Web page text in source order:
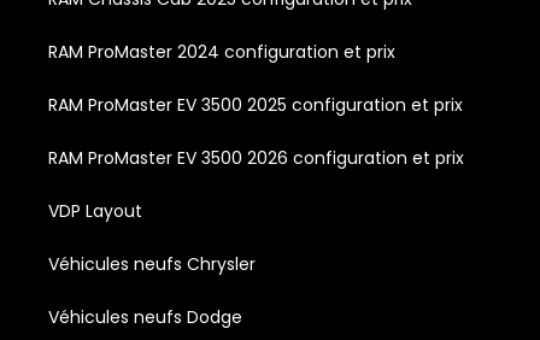
RAM ProMaster 2024 configuration et prix
RAM ProMaster EV 3500 2025 configuration et prix
RAM ProMaster EV 3500 2026 configuration et prix
VDP Layout
Véhicules neufs Chrysler
Véhicules neufs Dodge